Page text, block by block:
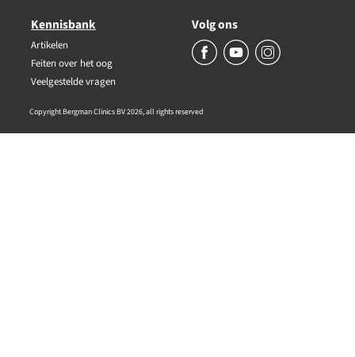
Kennisbank
Artikelen
Feiten over het oog
Veelgestelde vragen
Volg ons
Copyright Bergman Clinics BV 2026, all rights reserved